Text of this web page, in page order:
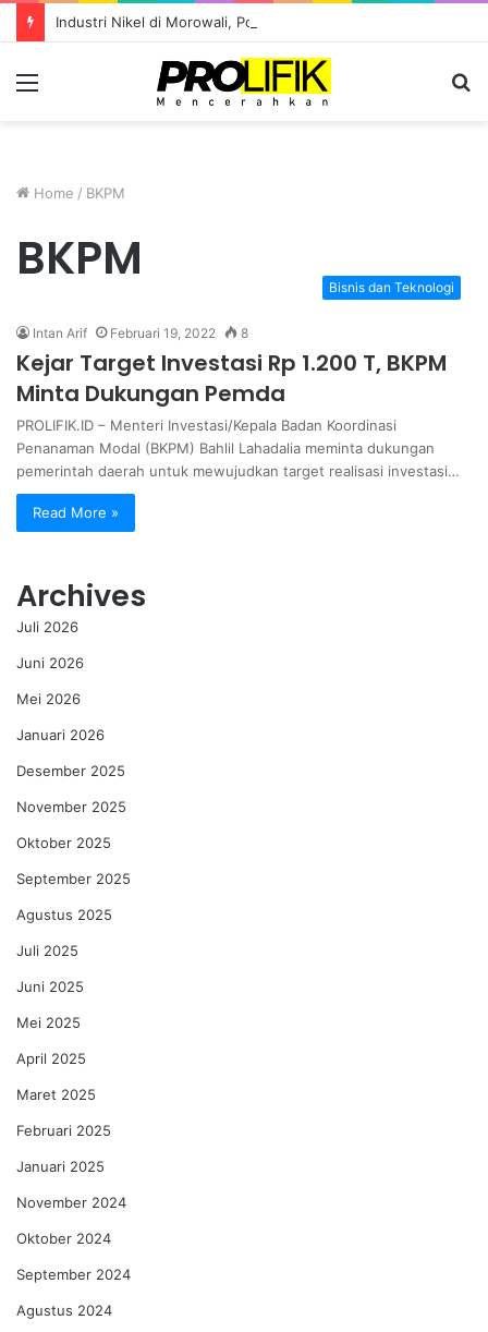
Home / BKPM
BKPM Bisnis dan Teknologi
Intan Arif Februari 19, 2022 8
Kejar Target Investasi Rp 1.200 T, BKPM
Minta Dukungan Pemda
PROLIFIK.ID – Menteri Investasi/Kepala Badan Koordinasi
Penanaman Modal (BKPM) Bahlil Lahadalia meminta dukungan
pemerintah daerah untuk mewujudkan target realisasi investasi…
Read More »
Archives
Juli 2026
Juni 2026
Mei 2026
Januari 2026
Desember 2025
November 2025
Oktober 2025
September 2025
Agustus 2025
Juli 2025
Juni 2025
Mei 2025
April 2025
Maret 2025
Februari 2025
Januari 2025
November 2024
Oktober 2024
September 2024
Agustus 2024